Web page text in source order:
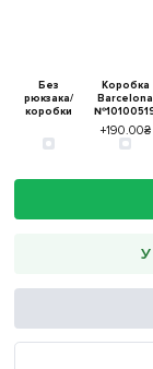
Без
рюкзака/
коробки
Коробка
Barcelona
+190.00₴
У